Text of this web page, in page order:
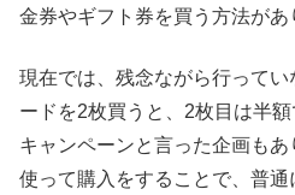
金券やギフト券を買う方法があ
現在では、残念ながら行って
ードを2枚買うと、2枚目は半
キャンペーンと言った企画も
使って購入をすることで、普